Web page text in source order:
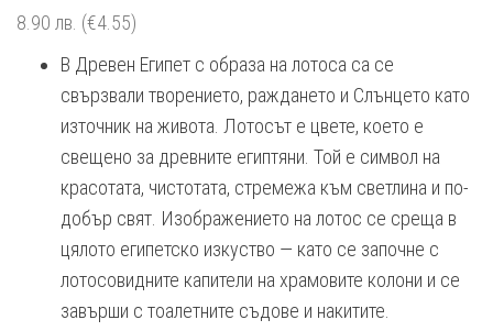
8.90 лв. (€4.55)
В Древен Египет с образа на лотоса са се
свързвали творението, раждането и Слънцето като
източник на живота. Лотосът е цвете, което е
свещено за древните египтяни. Той е символ на
красотата, чистотата, стремежа към светлина и по-
добър свят. Изображението на лотос се среща в
цялото египетско изкуство — като се започне с
лотосовидните капители на храмовите колони и се
завърши с тоалетните съдове и накитите.